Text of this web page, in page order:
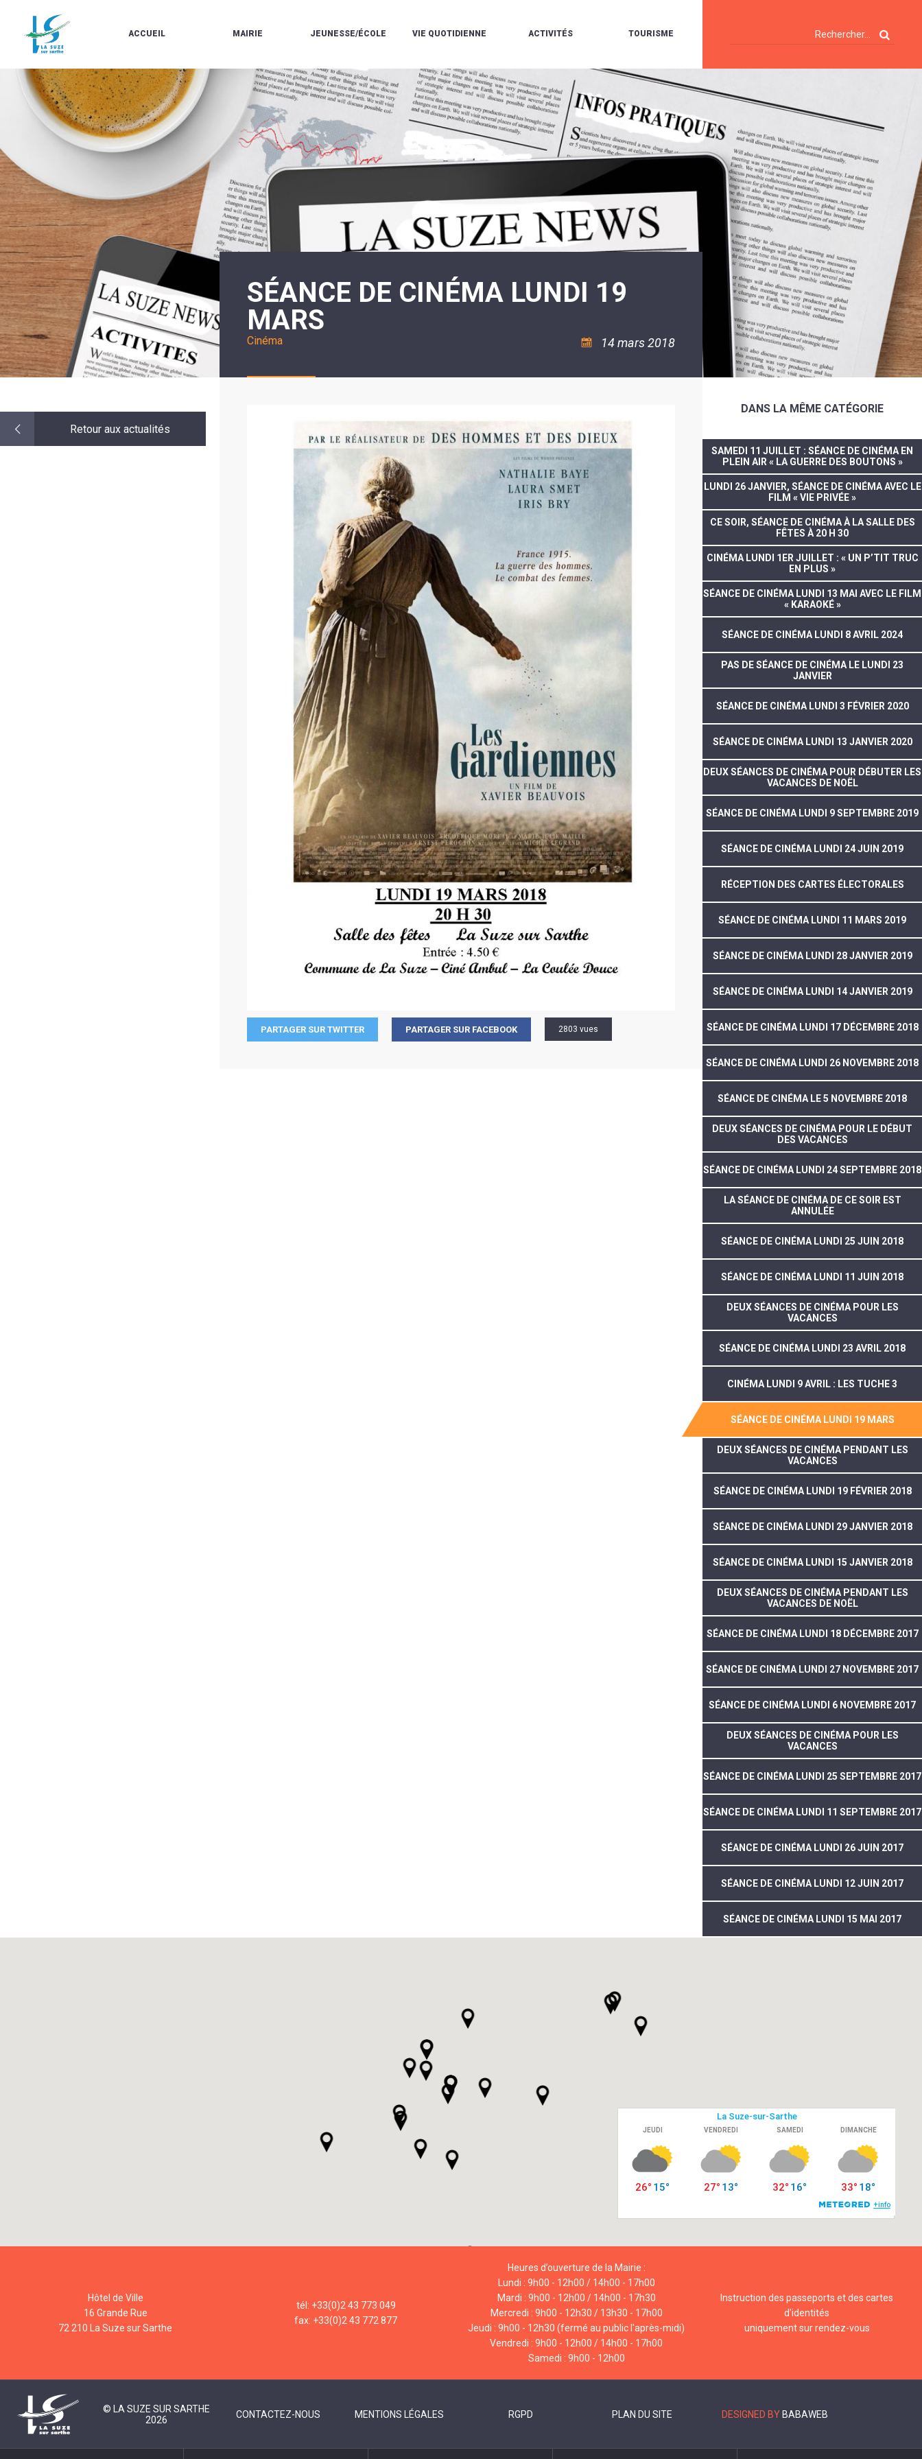
ACCUEIL
LE
MARCHÉ
À
PROPOS
DE
LA
SUZE
BULLETINS
LA
SUZE
AU
DÉBUT
SIÈCLE
MAIRIE
LES
ÉLUS
HORAIRES
URBANISME/PLU
LIGNE
CARTES
D'IDENTITÉ-
PASSEPORTS
RÉUNIONS
CONSEIL
MUNICIPAL
DÉCISIONS
MAIRE
LE
MOT
LA
JEUNESSE/ÉCOLE
L'ACCUEIL
DE
LOISIRS
PÉRISCOLAIRE
/
LES
MERCREDIS
RÉCRÉATIFS
LE
ÉCOLES
18
ANS
ASSOCIATION
LA
VIE QUOTIDIENNE
ESPACE
VIE
SOCIALE
QUELQUES
RÈGLES
VIE
ENVIRONNEMENT
L'ASSAINISSEMENT
RÉSIDENCE
AUTONOMIE
LE
POLICE
MUNICIPALE
ACTIVITÉS
LA
MÉDIATHÈQUE
L'ÉCOLE
COMMUNAUTAIRE
DE
MUSIQUE
L'ÉCOLE
COMMUNAUTAIRE
DE
PISCINE
ASSOCIATIONS
TOURISME
LA
VISITES
ET
DÉCOUVERTES
LES
RANDONNÉES
CAMPING
CAMPING-
TENTES
ET
CARAVANES
HALTE
À
LA
Retour aux actualités
SÉANCE DE CINÉMA LUNDI 19
MARS
Cinéma 14 mars 2018
PARTAGER SUR TWITTER PARTAGER SUR FACEBOOK 2803 vues
DANS LA MÊME CATÉGORIE
SAMEDI 11 JUILLET : SÉANCE DE CINÉMA EN
PLEIN AIR « LA GUERRE DES BOUTONS »
LUNDI 26 JANVIER, SÉANCE DE CINÉMA AVEC LE
FILM « VIE PRIVÉE »
CE SOIR, SÉANCE DE CINÉMA À LA SALLE DES
FÊTES À 20 H 30
CINÉMA LUNDI 1ER JUILLET : « UN P’TIT TRUC
EN PLUS »
SÉANCE DE CINÉMA LUNDI 13 MAI AVEC LE FILM
« KARAOKÉ »
SÉANCE DE CINÉMA LUNDI 8 AVRIL 2024
PAS DE SÉANCE DE CINÉMA LE LUNDI 23
JANVIER
SÉANCE DE CINÉMA LUNDI 3 FÉVRIER 2020
SÉANCE DE CINÉMA LUNDI 13 JANVIER 2020
DEUX SÉANCES DE CINÉMA POUR DÉBUTER LES
VACANCES DE NOËL
SÉANCE DE CINÉMA LUNDI 9 SEPTEMBRE 2019
SÉANCE DE CINÉMA LUNDI 24 JUIN 2019
RÉCEPTION DES CARTES ÉLECTORALES
SÉANCE DE CINÉMA LUNDI 11 MARS 2019
SÉANCE DE CINÉMA LUNDI 28 JANVIER 2019
SÉANCE DE CINÉMA LUNDI 14 JANVIER 2019
SÉANCE DE CINÉMA LUNDI 17 DÉCEMBRE 2018
SÉANCE DE CINÉMA LUNDI 26 NOVEMBRE 2018
SÉANCE DE CINÉMA LE 5 NOVEMBRE 2018
DEUX SÉANCES DE CINÉMA POUR LE DÉBUT
DES VACANCES
SÉANCE DE CINÉMA LUNDI 24 SEPTEMBRE 2018
LA SÉANCE DE CINÉMA DE CE SOIR EST
ANNULÉE
SÉANCE DE CINÉMA LUNDI 25 JUIN 2018
SÉANCE DE CINÉMA LUNDI 11 JUIN 2018
DEUX SÉANCES DE CINÉMA POUR LES
VACANCES
SÉANCE DE CINÉMA LUNDI 23 AVRIL 2018
CINÉMA LUNDI 9 AVRIL : LES TUCHE 3
SÉANCE DE CINÉMA LUNDI 19 MARS
DEUX SÉANCES DE CINÉMA PENDANT LES
VACANCES
SÉANCE DE CINÉMA LUNDI 19 FÉVRIER 2018
SÉANCE DE CINÉMA LUNDI 29 JANVIER 2018
SÉANCE DE CINÉMA LUNDI 15 JANVIER 2018
DEUX SÉANCES DE CINÉMA PENDANT LES
VACANCES DE NOËL
SÉANCE DE CINÉMA LUNDI 18 DÉCEMBRE 2017
SÉANCE DE CINÉMA LUNDI 27 NOVEMBRE 2017
SÉANCE DE CINÉMA LUNDI 6 NOVEMBRE 2017
DEUX SÉANCES DE CINÉMA POUR LES
VACANCES
SÉANCE DE CINÉMA LUNDI 25 SEPTEMBRE 2017
SÉANCE DE CINÉMA LUNDI 11 SEPTEMBRE 2017
SÉANCE DE CINÉMA LUNDI 26 JUIN 2017
SÉANCE DE CINÉMA LUNDI 12 JUIN 2017
SÉANCE DE CINÉMA LUNDI 15 MAI 2017
Hôtel de Ville
16 Grande Rue
72 210 La Suze sur Sarthe
tél: +33(0)2 43 773 049
fax: +33(0)2 43 772 877
Heures d’ouverture de la Mairie :
Lundi : 9h00 - 12h00 / 14h00 - 17h00
Mardi : 9h00 - 12h00 / 14h00 - 17h30
Mercredi : 9h00 - 12h30 / 13h30 - 17h00
Jeudi : 9h00 - 12h30 (fermé au public l'après-midi)
Vendredi : 9h00 - 12h00 / 14h00 - 17h00
Samedi : 9h00 - 12h00
Instruction des passeports et des cartes
d’identités
uniquement sur rendez-vous
© LA SUZE SUR SARTHE
2026
CONTACTEZ-NOUS MENTIONS LÉGALES RGPD PLAN DU SITE DESIGNED BY BABAWEB